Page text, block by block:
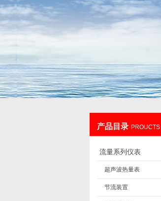
产品目录
流量系列仪表
超声波热量表
节流装置